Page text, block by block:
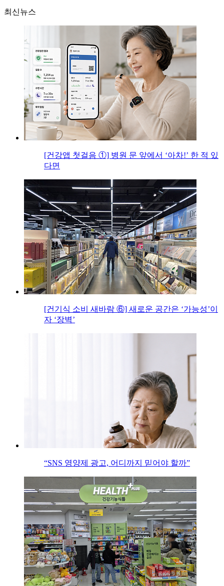
최신뉴스
[건강앱 첫걸음 ①] 병원 문 앞에서 ‘아차!’ 한 적 있
다면
[건기식 소비 새바람 ⑥] 새로운 공간은 ‘가능성’이
자 ‘장벽’
“SNS 영양제 광고, 어디까지 믿어야 할까”